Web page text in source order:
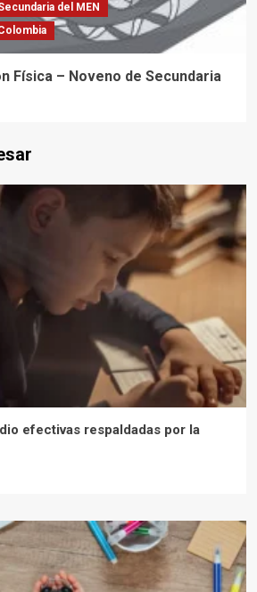
del MEN
Física – Noveno de Secundaria
efectivas respaldadas por la